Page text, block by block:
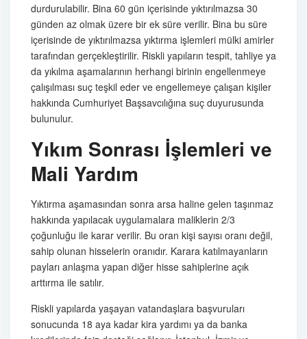
durdurulabilir. Bina 60 gün içerisinde yıktırılmazsa 30
günden az olmak üzere bir ek süre verilir. Bina bu süre
içerisinde de yıktırılmazsa yıktırma işlemleri mülki amirler
tarafından gerçekleştirilir. Riskli yapıların tespit, tahliye ya
da yıkılma aşamalarının herhangi birinin engellenmeye
çalışılması suç teşkil eder ve engellemeye çalışan kişiler
hakkında Cumhuriyet Başsavcılığına suç duyurusunda
bulunulur.
Yıkım Sonrası İşlemleri ve
Mali Yardım
Yıktırma aşamasından sonra arsa haline gelen taşınmaz
hakkında yapılacak uygulamalara maliklerin 2/3
çoğunluğu ile karar verilir. Bu oran kişi sayısı oranı değil,
sahip olunan hisselerin oranıdır. Karara katılmayanların
payları anlaşma yapan diğer hisse sahiplerine açık
arttırma ile satılır.
Riskli yapılarda yaşayan vatandaşlara başvuruları
sonucunda 18 aya kadar kira yardımı ya da banka